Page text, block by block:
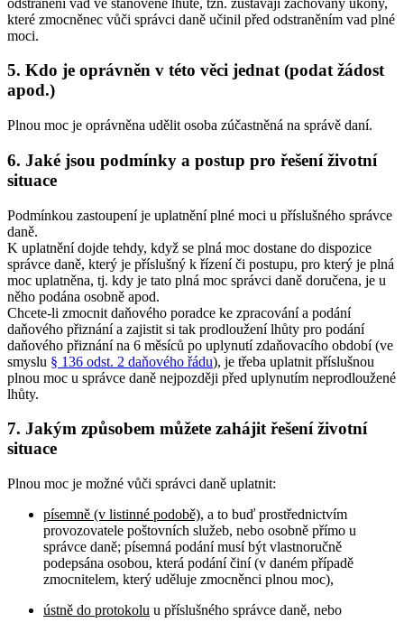
které zmocněnec vůči správci daně učinil před odstraněním vad plné
moci.
5. Kdo je oprávněn v této věci jednat (podat žádost
apod.)
Plnou moc je oprávněna udělit osoba zúčastněná na správě daní.
6. Jaké jsou podmínky a postup pro řešení životní
situace
Podmínkou zastoupení je uplatnění plné moci u příslušného správce
daně.
K uplatnění dojde tehdy, když se plná moc dostane do dispozice
správce daně, který je příslušný k řízení či postupu, pro který je plná
moc uplatněna, tj. kdy je tato plná moc správci daně doručena, je u
něho podána osobně apod.
Chcete-li zmocnit daňového poradce ke zpracování a podání
daňového přiznání a zajistit si tak prodloužení lhůty pro podání
daňového přiznání na 6 měsíců po uplynutí zdaňovacího období (ve
smyslu § 136 odst. 2 daňového řádu), je třeba uplatnit příslušnou
plnou moc u správce daně nejpozději před uplynutím neprodloužené
lhůty.
7. Jakým způsobem můžete zahájit řešení životní
situace
Plnou moc je možné vůči správci daně uplatnit:
písemně (v listinné podobě), a to buď prostřednictvím
provozovatele poštovních služeb, nebo osobně přímo u
správce daně; písemná podání musí být vlastnoručně
podepsána osobou, která podání činí (v daném případě
zmocnitelem, který uděluje zmocněnci plnou moc),
ústně do protokolu u příslušného správce daně, nebo